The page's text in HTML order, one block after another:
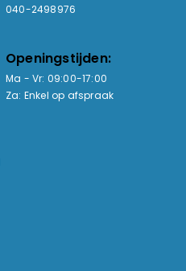
040-2498976
Openingstijden:
Ma - Vr: 09:00-17:00
Za: Enkel op afspraak